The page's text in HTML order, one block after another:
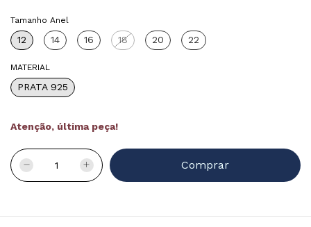
Tamanho Anel
12 14 16 18 20 22
MATERIAL
PRATA 925
Atenção, última peça!